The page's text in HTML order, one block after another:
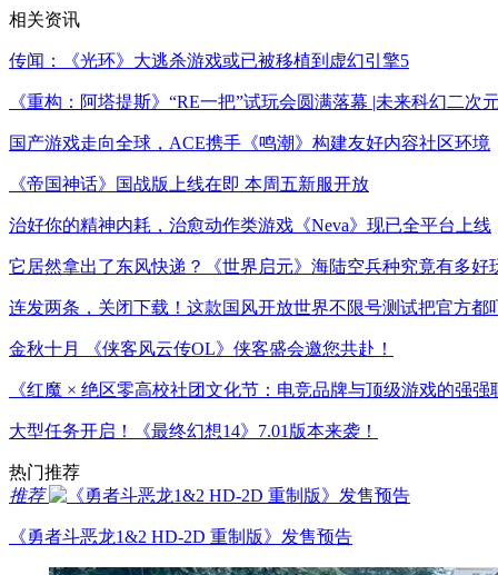
相关资讯
传闻：《光环》大逃杀游戏或已被移植到虚幻引擎5
《重构：阿塔提斯》“RE一把”试玩会圆满落幕 |未来科幻二次
国产游戏走向全球，ACE携手《鸣潮》构建友好内容社区环境
《帝国神话》国战版上线在即 本周五新服开放
治好你的精神内耗，治愈动作类游戏《Neva》现已全平台上线
它居然拿出了东风快递？《世界启元》海陆空兵种究竟有多好
连发两条，关闭下载！这款国风开放世界不限号测试把官方都
金秋十月 《侠客风云传OL》侠客盛会邀您共赴！
《红魔 × 绝区零高校社团文化节：电竞品牌与顶级游戏的强强
大型任务开启！《最终幻想14》7.01版本来袭！
热门推荐
推荐
《勇者斗恶龙1&2 HD-2D 重制版》发售预告